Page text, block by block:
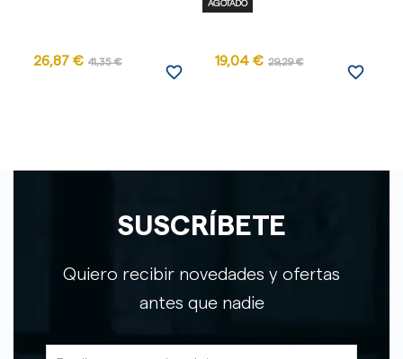
26,87 € 41,35 €
favorite_border
AGOTADO
19,04 € 29,29 €
favorite_border
SUSCRÍBETE
Quiero recibir novedades y ofertas
antes que nadie